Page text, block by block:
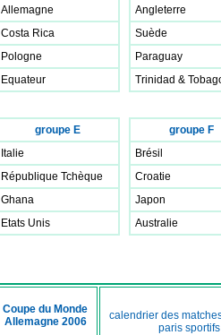
Allemagne
Costa Rica
Pologne
Equateur
Angleterre
Suède
Paraguay
Trinidad &
groupe E
Italie
République Tchèque
Ghana
Etats Unis
groupe F
Brésil
Croatie
Japon
Australie
Coupe du Monde
Allemagne 2006
calendrier des
paris sportifs